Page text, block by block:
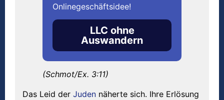
Onlinegeschäftsidee!
LLC ohne
Auswandern
(Schmot/Ex. 3:11)
Das Leid der Juden näherte sich. Ihre Erlösung